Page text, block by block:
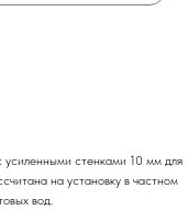
усиленными стенками 10 мм для
на установку в частном
вод.